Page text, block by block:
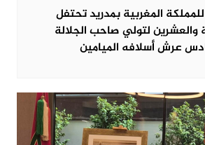
المغربية بمدريد تحتفل
والعشرين لتولي صاحب الجلالة
عرش أسلافه الميامين